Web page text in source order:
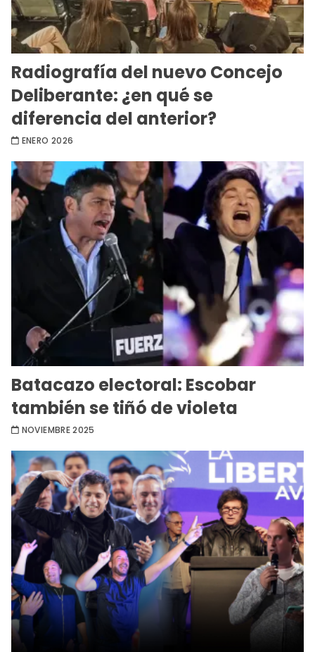
Radiografía del nuevo Concejo
Deliberante: ¿en qué se
diferencia del anterior?
ENERO 2026
Batacazo electoral: Escobar
también se tiñó de violeta
NOVIEMBRE 2025